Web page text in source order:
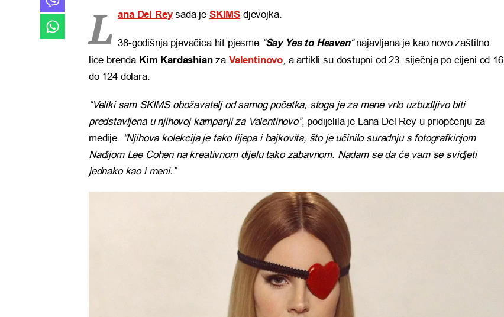
L ana Del Reysada je SKIMS djevojka.
38-godišnja pjevačica hit pjesme“Say Yes to Heaven“najavljena je kao novo zaštitno
lice brenda Kim Kardashianza Valentinovo, a artikli su dostupni od 23. siječnja po cijeni od 16
do 124 dolara.
“Veliki sam SKIMS obožavatelj od samog početka, stoga je za mene vrlo uzbudljivo biti
predstavljena u njihovoj kampanji za Valentinovo”, podijelila je Lana Del Rey u priopćenju za
medije. “Njihova kolekcija je tako lijepa i bajkovita, što je učinilo suradnju s fotografkinjom
Nadijom Lee Cohen na kreativnom dijelu tako zabavnom. Nadam se da će vam se svidjeti
jednako kao i meni.”